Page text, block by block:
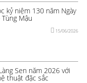
kỷ niệm 130 năm Ngày
Mậu
15/06/2026
Sen năm 2026 với
thuật đặc sắc